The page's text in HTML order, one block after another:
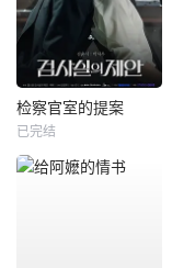
检察官室的提案
已完结